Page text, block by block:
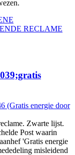
RECLAME
(Gratis energie door
Zwarte lijst.
Post waarin
'Gratis energie
misleidend